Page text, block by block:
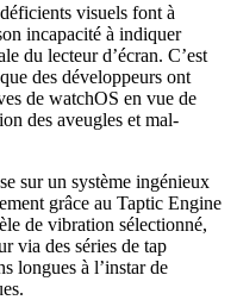
visuels font à
incapacité à indiquer
du lecteur d’écran. C’est
des développeurs ont
de watchOS en vue de
des aveugles et mal-
sur un système ingénieux
grâce au Taptic Engine
de vibration sélectionné,
via des séries de tap
longues à l’instar de